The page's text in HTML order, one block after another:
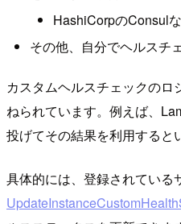
HashiCorpのConsul
その他、自分でヘルスチ
カスタムヘルスチェックの
ねられています。例えば、
投げてその結果を利用すると
具体的には、登録されている